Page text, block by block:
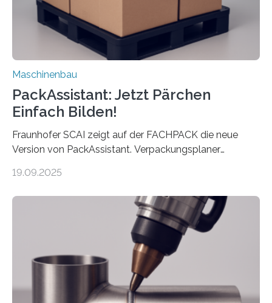
Maschinenbau
PackAssistant: Jetzt Pärchen
Einfach Bilden!
Fraunhofer SCAI zeigt auf der FACHPACK die neue
Version von PackAssistant. Verpackungsplaner
Automobil, Maschinenbau und in der Zulieferindustrie.
Teile als eine Einheit verpacken. Die Anordnung kann
der Benutzer vorgeben und erhält so mehr Kontrolle
über die Positionierung der Bauteile. Die ebenfalls neue
Automatisierungsschnittstelle dient dazu, die Software
besser in spezifische Unternehmensprozesse
einzubinden. Sankt Augustin – Zur Messe FACHPACK
vom 23. bis 25. September in Nürnberg…
19.09.2025